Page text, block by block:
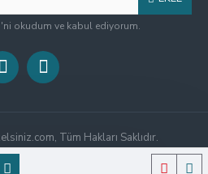
'ni okudum ve kabul ediyorum.
Tüm Hakları Saklıdır.